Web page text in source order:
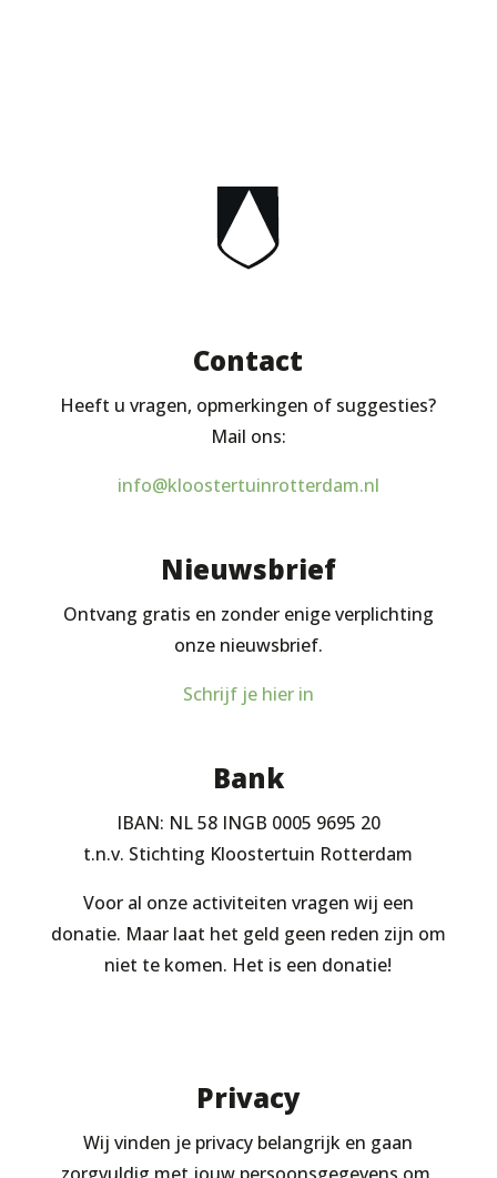
Contact
Heeft u vragen, opmerkingen of suggesties?
Mail ons:
info@kloostertuinrotterdam.nl
Nieuwsbrief
Ontvang gratis en zonder enige verplichting
onze nieuwsbrief.
Schrijf je hier in
Bank
IBAN: NL 58 INGB 0005 9695 20
t.n.v. Stichting Kloostertuin Rotterdam
Voor al onze activiteiten vragen wij een
donatie. Maar laat het geld geen reden zijn om
niet te komen. Het is een donatie!
Privacy
Wij vinden je privacy belangrijk en gaan